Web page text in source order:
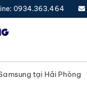
0934.363.464
tại Hải Phòng